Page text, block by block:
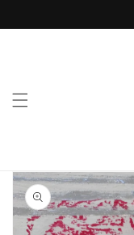
al contenido
directamente
a la
información
del producto